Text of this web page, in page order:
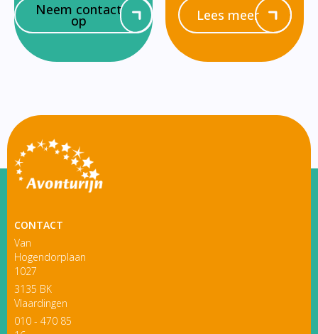
Neem contact
op Lees meer
CONTACT
Van
Hogendorplaan
1027
3135 BK
Vlaardingen
010 - 470 85